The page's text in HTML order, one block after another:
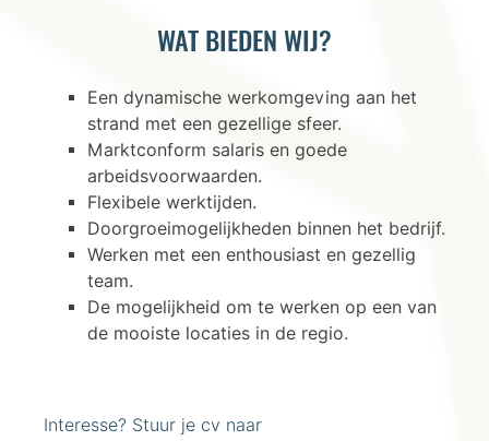
WAT BIEDEN WIJ?
Een dynamische werkomgeving aan het
strand met een gezellige sfeer.
Marktconform salaris en goede
arbeidsvoorwaarden.
Flexibele werktijden.
Doorgroeimogelijkheden binnen het bedrijf.
Werken met een enthousiast en gezellig
team.
De mogelijkheid om te werken op een van
de mooiste locaties in de regio.
Interesse? Stuur je cv naar